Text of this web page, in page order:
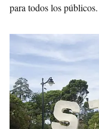
para todos los públicos.